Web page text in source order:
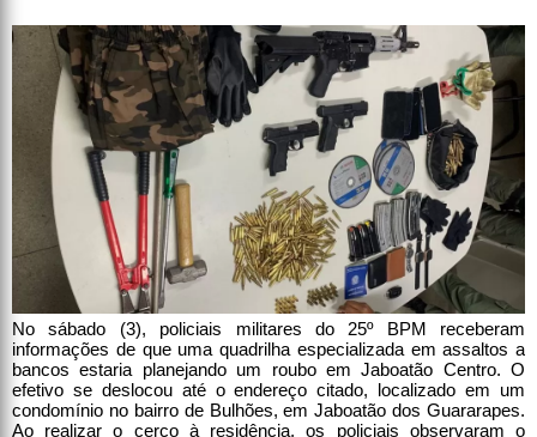
No sábado (3), policiais militares do 25º BPM receberam
informações de que uma quadrilha especializada em assaltos a
bancos estaria planejando um roubo em Jaboatão Centro. O
efetivo se deslocou até o endereço citado, localizado em um
condomínio no bairro de Bulhões, em Jaboatão dos Guararapes.
Ao realizar o cerco à residência, os policiais observaram o